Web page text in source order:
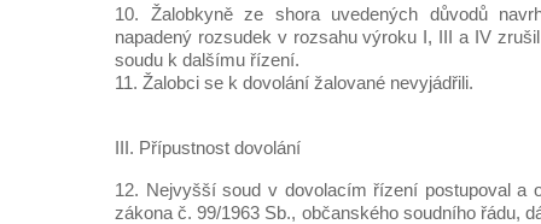
10. Žalobkyně ze shora uvedených důvodů
napadený rozsudek v rozsahu výroku I, III a IV
soudu k dalšímu řízení.
11. Žalobci se k dovolání žalované nevyjádřili.
III. Přípustnost dovolání
12. Nejvyšší soud v dovolacím řízení postupoval a
zákona č. 99/1963 Sb., občanského soudního řádu,